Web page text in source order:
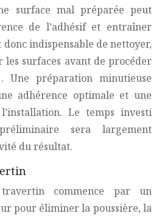
surface mal préparée peut
de l’adhésif et entraîner
donc indispensable de nettoyer,
surfaces avant de procéder
. Une préparation minutieuse
adhérence optimale et une
Le temps investi
sera largement
du résultat.
travertin commence par un
pour éliminer la poussière, la